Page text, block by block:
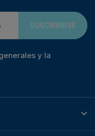
SUSCRIBIRSE
y la